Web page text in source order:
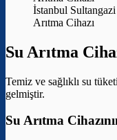
İstanbul
Arıtma Cihazı
Su Arıtma
Temiz ve sağlıklı su
gelmiştir.
Su Arıtma